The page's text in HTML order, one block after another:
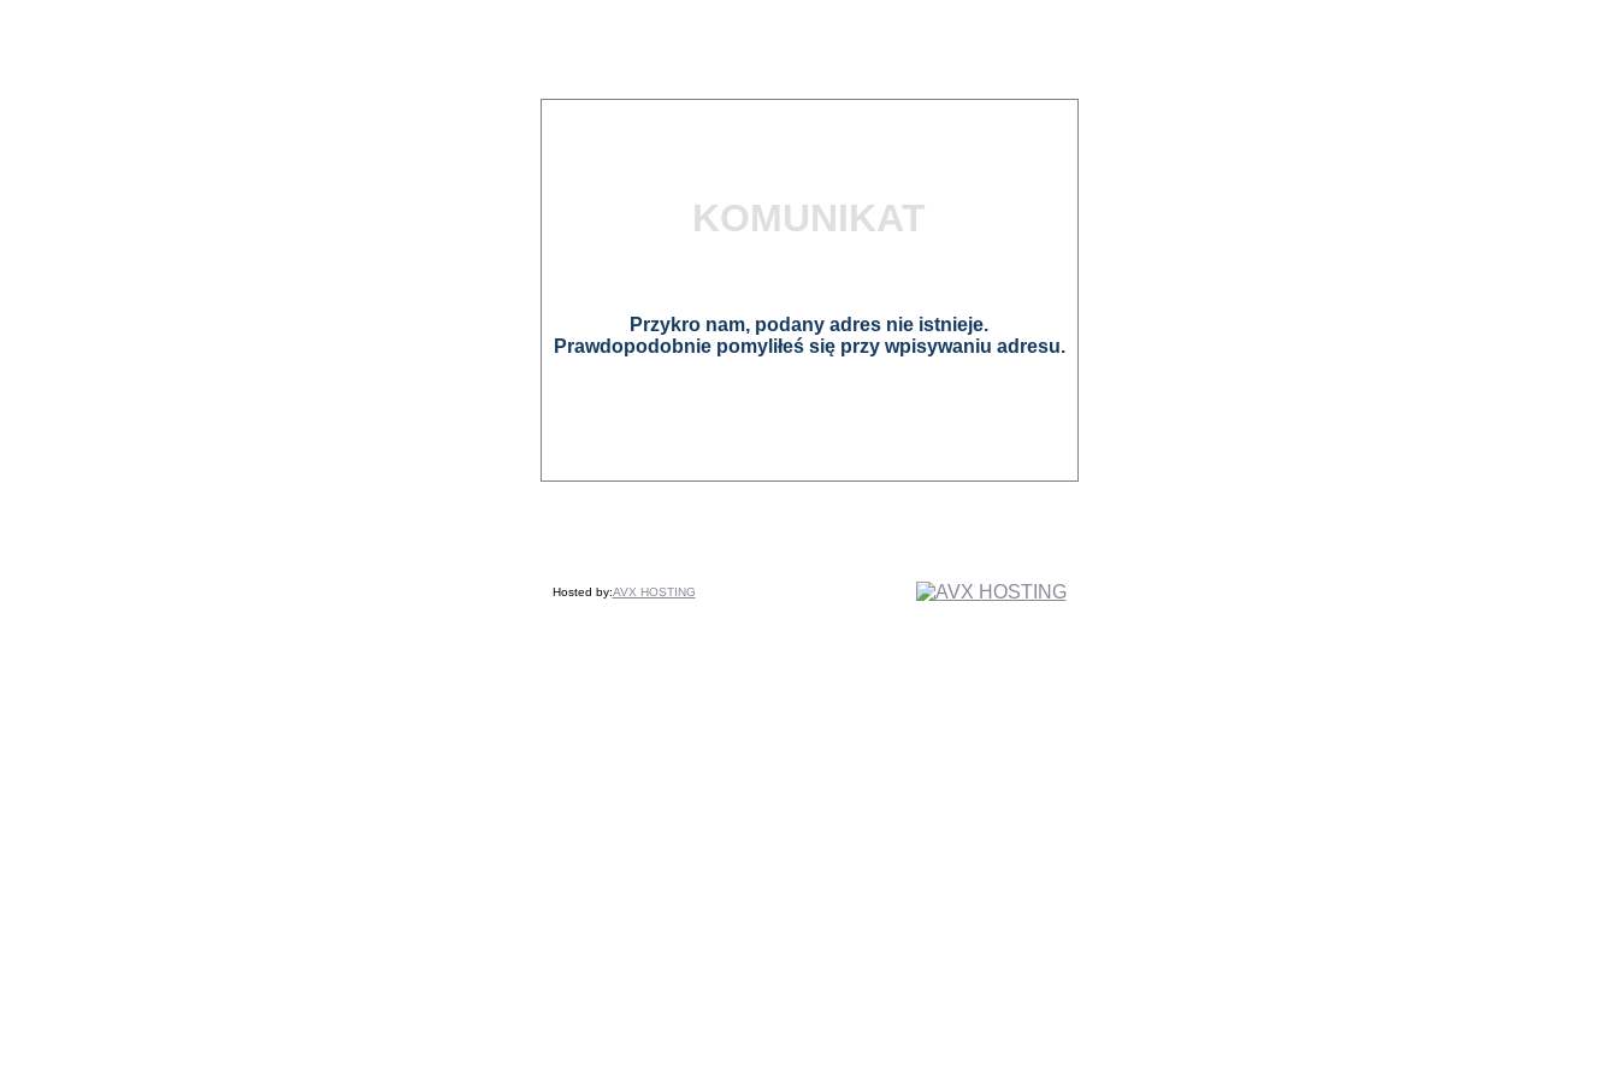
KOMUNIKAT
Przykro nam, podany adres nie istnieje.
Prawdopodobnie pomyliłeś się przy wpisywaniu adresu.
Hosted by:AVX HOSTING